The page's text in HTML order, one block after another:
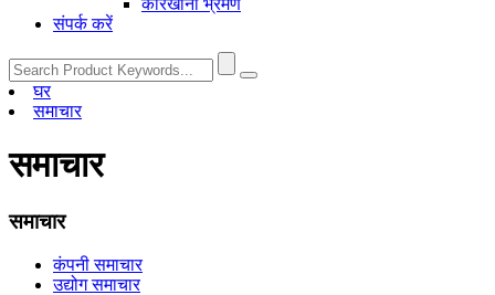
कारखाना भ्रमण
संपर्क करें
घर
समाचार
समाचार
समाचार
कंपनी समाचार
उद्योग समाचार